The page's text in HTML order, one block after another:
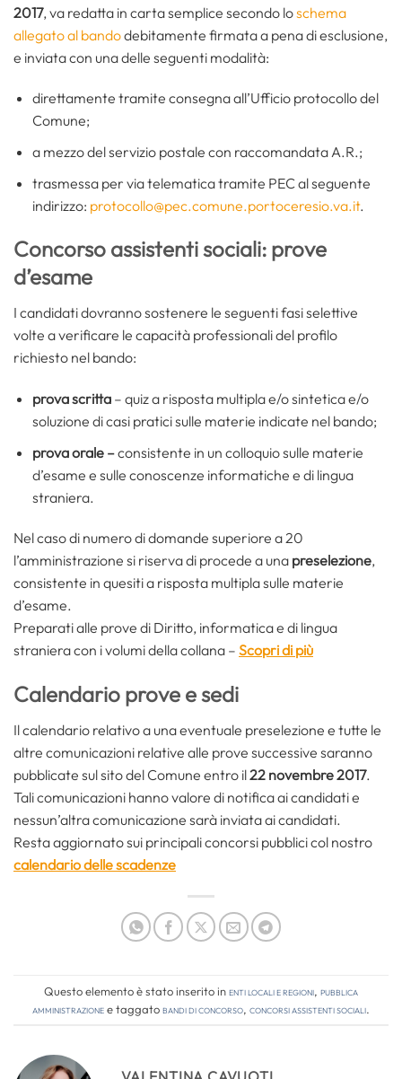
2017, va redatta in carta semplice secondo loschema
allegato al bandodebitamente firmata a pena di esclusione,
e inviata con una delle seguenti modalità:
direttamente tramite consegna all’Ufficio protocollo del
Comune;
a mezzo del servizio postale con raccomandata A.R.;
trasmessa per via telematica tramite PEC al seguente
indirizzo: protocollo@pec.comune.portoceresio.va.it.
Concorso assistenti sociali: prove
d’esame
I candidati dovranno sostenere le seguenti fasi selettive
volte a verificare le capacità professionali del profilo
richiesto nel bando:
prova scritta– quiz a risposta multipla e/o sintetica e/o
soluzione di casi pratici sulle materie indicate nel bando;
prova orale –consistente in un colloquio sulle materie
d’esame e sulle conoscenze informatiche e di lingua
straniera.
Nel caso di numero di domande superiore a 20
l’amministrazione si riserva di procede a una preselezione,
consistente in quesiti a risposta multipla sulle materie
d’esame.
Preparati alle prove di Diritto, informatica e di lingua
straniera con i volumi della collana – Scopri di più
Calendario prove e sedi
Il calendario relativo a una eventuale preselezione e tutte le
altre comunicazioni relative alle prove successive saranno
pubblicate sul sito del Comune entro il22 novembre 2017.
Tali comunicazioni hanno valore di notifica ai candidati e
nessun’altra comunicazione sarà inviata ai candidati.
Resta aggiornato sui principali concorsi pubblici col nostro
calendario delle scadenze
Questo elemento è stato inserito inEnti locali e regioni, Pubblica
amministrazionee taggatobandi di concorso, concorsi assistenti sociali.